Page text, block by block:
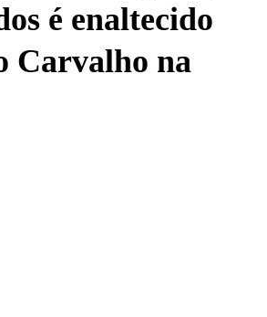
é enaltecido
Carvalho na